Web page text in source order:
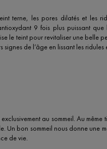
terne, les pores dilatés et les
9 fois plus puissant
le teint pour revitaliser une belle
de l’âge en lissant les
au sommeil. Au même
Un bon sommeil nous donne
de vie.